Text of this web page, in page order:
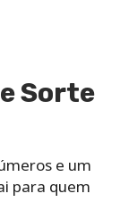
Sorte
e um
para quem